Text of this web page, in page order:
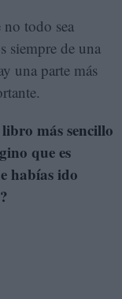
todo sea
siempre de una
una parte más
más sencillo
que es
habías ido